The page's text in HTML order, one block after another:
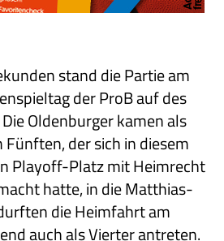
stand die Partie am
der ProB auf des
Oldenburger kamen als
der sich in diesem
Playoff-Platz mit Heimrecht
hatte, in die Matthias-
die Heimfahrt am
auch als Vierter antreten.